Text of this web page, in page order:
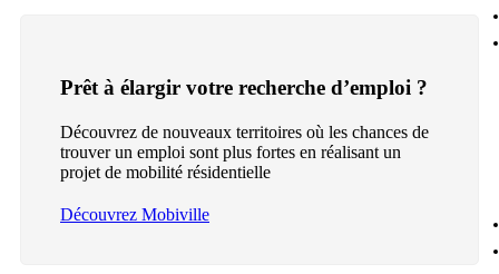
Prêt à élargir votre recherche d’emploi ?
Découvrez de nouveaux territoires où les chances de
trouver un emploi sont plus fortes en réalisant un
projet de mobilité résidentielle
Découvrez Mobiville